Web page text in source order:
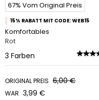
67% Vom Original Preis
15% RABATT MIT CODE: WEB15
Komfortables
Rot
3 Farben
ORIGINAL PREIS 6,00 €
WAR 3,99 €